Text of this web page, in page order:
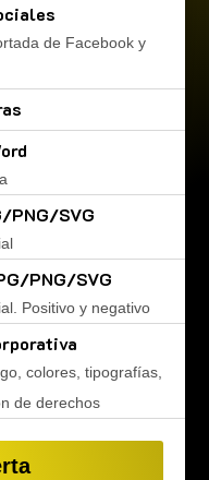
de Facebook y
PNG/SVG
PNG/SVG
Positivo y negativo
colores, tipografías,
de derechos